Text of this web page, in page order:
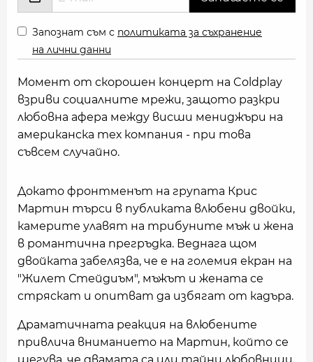
Запознат съм с политиката за съхранение
на лични данни
Момент от скорошен концерт на Coldplay
взриви социалните мрежи, защото разкри
любовна афера между висши мениджъри на
американска тех компания - при това
съвсем случайно.
Докато фронтменът на групата Крис
Мартин търси в публиката влюбени двойки,
камерите улавят на трибуните мъж и жена
в романтична прегръдка. Веднага щом
двойката забелязва, че е на големия екран на
"Жилет Стейдиъм", мъжът и жената се
стряскат и опитват да избягат от кадъра.
Драматичната реакция на влюбените
привлича вниманието на Мартин, който се